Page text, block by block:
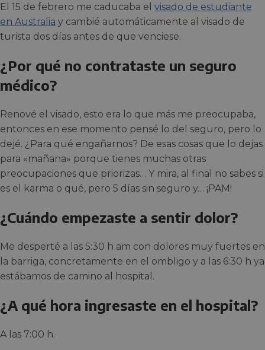
El 15 de febrero me caducaba el visado de estudiante
en Australia y cambié automáticamente al visado de
turista dos días antes de que venciese.
¿Por qué no contrataste un seguro
médico?
Renové el visado, esto era lo que más me preocupaba,
entonces en ese momento pensé lo del seguro, pero lo
dejé. ¿Para qué engañarnos? De esas cosas que lo dejas
para «mañana» porque tienes muchas otras
preocupaciones que priorizas… Y mira, al final no sabes si
es el karma o qué, pero 5 días sin seguro y… ¡PAM!
¿Cuándo empezaste a sentir dolor?
Me desperté a las 5:30 h am con dolores muy fuertes en
la barriga, concretamente en el ombligo y a las 6:30 h ya
estábamos de camino al hospital.
¿A qué hora ingresaste en el hospital?
A las 7:00 h.